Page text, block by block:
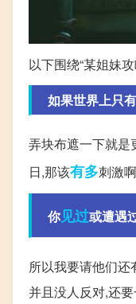
以下围绕“某姐妹
如果世界上只
弄块布遮一下就是
日,那该有多刺激
你见过或遭遇
所以我要请他们
并且没人反对,还